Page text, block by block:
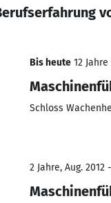
Bis heute 12
Schloss
2 Jahre, Aug. 2012